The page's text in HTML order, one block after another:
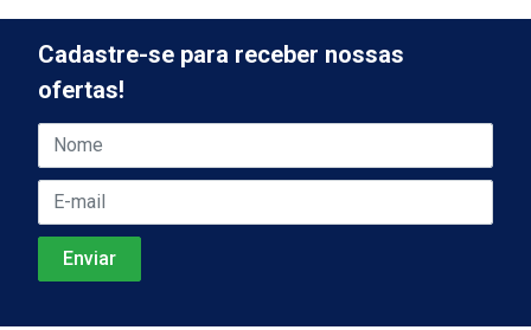
Cadastre-se para receber nossas
ofertas!